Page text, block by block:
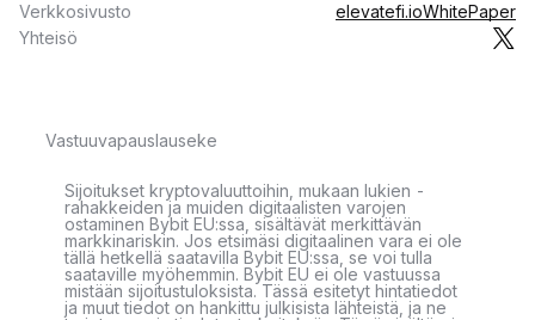
Verkkosivusto elevatefi.ioWhitePaper
Yhteisö
Vastuuvapauslauseke
Sijoitukset kryptovaluuttoihin, mukaan lukien -
rahakkeiden ja muiden digitaalisten varojen
ostaminen Bybit EU:ssa, sisältävät merkittävän
markkinariskin. Jos etsimäsi digitaalinen vara ei ole
tällä hetkellä saatavilla Bybit EU:ssa, se voi tulla
saataville myöhemmin. Bybit EU ei ole vastuussa
mistään sijoitustuloksista. Tässä esitetyt hintatiedot
ja muut tiedot on hankittu julkisista lähteistä, ja ne